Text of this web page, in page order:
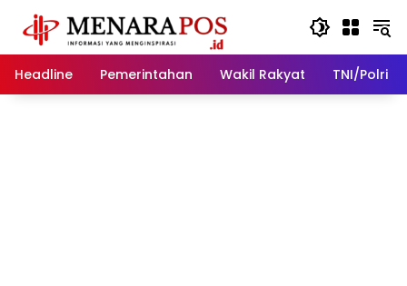
konten
Headline
Pemerintahan Wakil Rakyat TNI/Polri